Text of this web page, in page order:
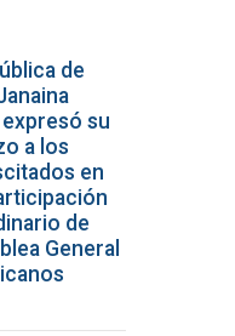
de
su
a los
en
de
General